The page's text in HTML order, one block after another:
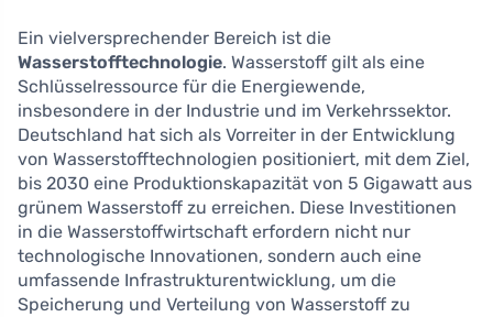
Ein vielversprechender Bereich ist die
Wasserstofftechnologie. Wasserstoff gilt als eine
Schlüsselressource für die Energiewende,
insbesondere in der Industrie und im Verkehrssektor.
Deutschland hat sich als Vorreiter in der Entwicklung
von Wasserstofftechnologien positioniert, mit dem Ziel,
bis 2030 eine Produktionskapazität von 5 Gigawatt aus
grünem Wasserstoff zu erreichen. Diese Investitionen
in die Wasserstoffwirtschaft erfordern nicht nur
technologische Innovationen, sondern auch eine
umfassende Infrastrukturentwicklung, um die
Speicherung und Verteilung von Wasserstoff zu